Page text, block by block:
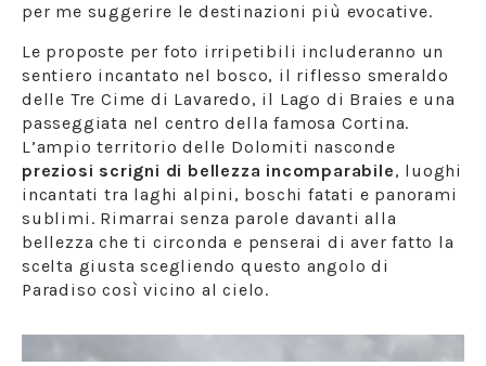
per me suggerire le destinazioni più evocative.
Le proposte per foto irripetibili includeranno un
sentiero incantato nel bosco, il riflesso smeraldo
delle Tre Cime di Lavaredo, il Lago di Braies e una
passeggiata nel centro della famosa Cortina.
L’ampio territorio delle Dolomiti nasconde
preziosi scrigni di bellezza incomparabile, luoghi
incantati tra laghi alpini, boschi fatati e panorami
sublimi. Rimarrai senza parole davanti alla
bellezza che ti circonda e penserai di aver fatto la
scelta giusta scegliendo questo angolo di
Paradiso così vicino al cielo.